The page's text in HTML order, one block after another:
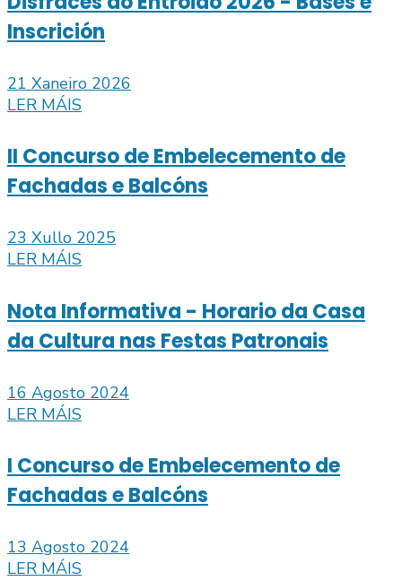
Inscrición
21 Xaneiro 2026
LER MÁIS
II Concurso de Embelecemento de
Fachadas e Balcóns
23 Xullo 2025
LER MÁIS
Nota Informativa - Horario da Casa
da Cultura nas Festas Patronais
16 Agosto 2024
LER MÁIS
I Concurso de Embelecemento de
Fachadas e Balcóns
13 Agosto 2024
LER MÁIS